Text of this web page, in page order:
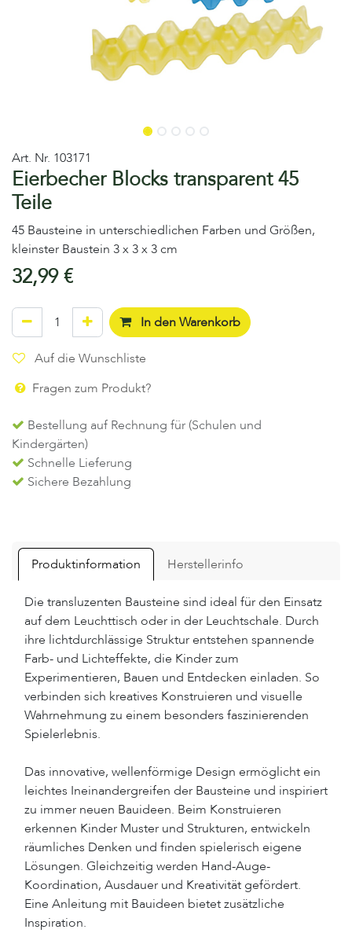
Art. Nr. 103171
Eierbecher Blocks transparent 45
Teile
45 Bausteine in unterschiedlichen Farben und Größen,
kleinster Baustein 3 x 3 x 3 cm
32,99€
In den Warenkorb
Auf die Wunschliste
Fragen zum Produkt?
Bestellung auf Rechnung für (Schulen und
Kindergärten)
Schnelle Lieferung
Sichere Bezahlung
Produktinformation Herstellerinfo
Die transluzenten Bausteine sind ideal für den Einsatz
auf dem Leuchttisch oder in der Leuchtschale. Durch
ihre lichtdurchlässige Struktur entstehen spannende
Farb- und Lichteffekte, die Kinder zum
Experimentieren, Bauen und Entdecken einladen. So
verbinden sich kreatives Konstruieren und visuelle
Wahrnehmung zu einem besonders faszinierenden
Spielerlebnis.
Das innovative, wellenförmige Design ermöglicht ein
leichtes Ineinandergreifen der Bausteine und inspiriert
zu immer neuen Bauideen. Beim Konstruieren
erkennen Kinder Muster und Strukturen, entwickeln
räumliches Denken und finden spielerisch eigene
Lösungen. Gleichzeitig werden Hand-Auge-
Koordination, Ausdauer und Kreativität gefördert.
Eine Anleitung mit Bauideen bietet zusätzliche
Inspiration.